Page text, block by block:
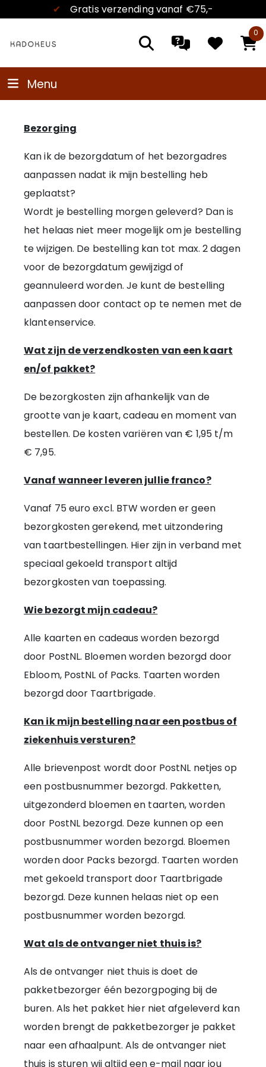
✔ Gratis verzendingvanaf €75,-
0
Menu
Bezorging
Kan ik de bezorgdatum of het bezorgadres
aanpassen nadat ik mijn bestelling heb
geplaatst?
Wordt je bestelling morgen geleverd? Dan is
het helaas niet meer mogelijk om je bestelling
te wijzigen. De bestelling kan tot max. 2 dagen
voor de bezorgdatum gewijzigd of
geannuleerd worden. Je kunt de bestelling
aanpassen door contact op te nemen met de
klantenservice.
Wat zijn de verzendkosten van een kaart
en/of pakket?
De bezorgkosten zijn afhankelijk van de
grootte van je kaart, cadeau en moment van
bestellen. De kosten variëren van € 1,95 t/m
€ 7,95.
Vanaf wanneer leveren jullie franco?
Vanaf 75 euro excl. BTW worden er geen
bezorgkosten gerekend, met uitzondering
van taartbestellingen. Hier zijn in verband met
speciaal gekoeld transport altijd
bezorgkosten van toepassing.
Wie bezorgt mijn cadeau?
Alle kaarten en cadeaus worden bezorgd
door PostNL. Bloemen worden bezorgd door
Ebloom, PostNL of Packs. Taarten worden
bezorgd door Taartbrigade.
Kan ik mijn bestelling naar een postbus of
ziekenhuis versturen?
Alle brievenpost wordt door PostNL netjes op
een postbusnummer bezorgd. Pakketten,
uitgezonderd bloemen en taarten, worden
door PostNL bezorgd. Deze kunnen op een
postbusnummer worden bezorgd. Bloemen
worden door Packs bezorgd. Taarten worden
met gekoeld transport door Taartbrigade
bezorgd. Deze kunnen helaas niet op een
postbusnummer worden bezorgd.
Wat als de ontvanger niet thuis is?
Als de ontvanger niet thuis is doet de
pakketbezorger één bezorgpoging bij de
buren. Als het pakket hier niet afgeleverd kan
worden brengt de pakketbezorger je pakket
naar een afhaalpunt. Als de ontvanger niet
thuis is sturen wij altijd een e-mail naar jou